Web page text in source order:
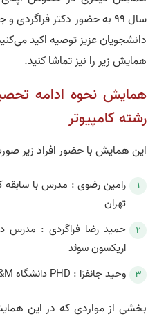
سال 99 به حضور دکتر
دانشجویان عزیز توصیه اکید
همایش زیر را نیز تماشا کنید.
همایش نحوه ادامه
رشته کامپیوتر
این همایش با حضور افراد زیر
تهران
اریکسون سوئد
وحید جانفزا : PHD دانشگاه Texas A&M آمریکا
بخشی از مواردی که در این